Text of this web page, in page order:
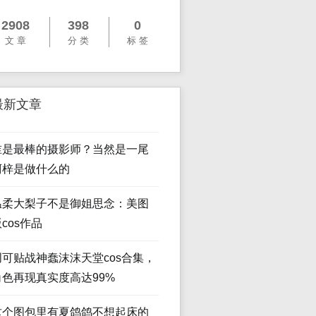
2908
文 章
398
分 类
0
标 签
新文章
是最棒的摄影师？当然是一尾
梓是做什么的
大梨子不是御姐思念：美图
cos作品
贴战神蠢沫沫天堂cos合集，
色再现真实度高达99%
个图包里有夏鸽鸽不想起床的